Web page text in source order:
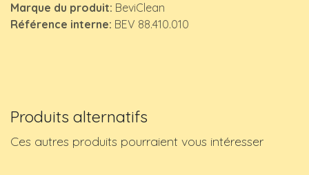
Marque du produit: BeviClean
Référence interne: BEV 88.410.010
Produits alternatifs
Ces autres produits pourraient vous intéresser